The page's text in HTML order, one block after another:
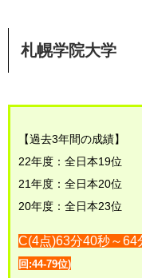
札幌学院大学
【過去3年間の成績】
22年度：全日本19位
21年度：全日本20位
20年度：全日本23位
C(4点)63分40秒～64
回:44-79位)